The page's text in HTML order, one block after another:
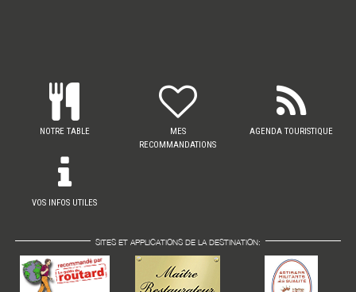
NOTRE TABLE
MES
RECOMMANDATIONS
AGENDA TOURISTIQUE
VOS INFOS UTILES
SITES ET APPLICATIONS DE LA DESTINATION: